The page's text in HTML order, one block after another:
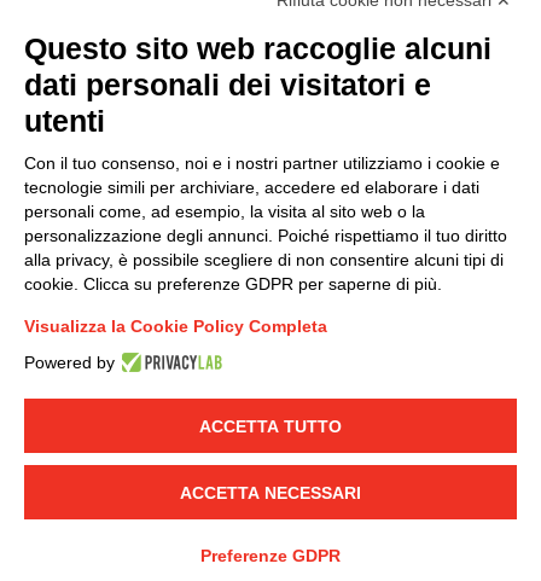
LINKEDIN YOUTUBE
© 2019 - DKC Europe - -
Cookie-Yourbiz
Modello organizzativo, gestione e controllo – D. lgs.
231/2001
Condizioni generali di vendita DKC Power Solutions
Condizioni generali di acquisto
Codice etico
Questo sito web raccoglie alcuni
dati personali dei visitatori e
utenti
Con il tuo consenso, noi e i nostri partner utilizziamo i cookie e
tecnologie simili per archiviare, accedere ed elaborare i dati
personali come, ad esempio, la visita al sito web o la
personalizzazione degli annunci. Poiché rispettiamo il tuo diritto
alla privacy, è possibile scegliere di non consentire alcuni tipi di
cookie. Clicca su preferenze GDPR per saperne di più.
Visualizza la Cookie Policy Completa
Powered by
ACCETTA TUTTO
ACCETTA NECESSARI
Preferenze GDPR